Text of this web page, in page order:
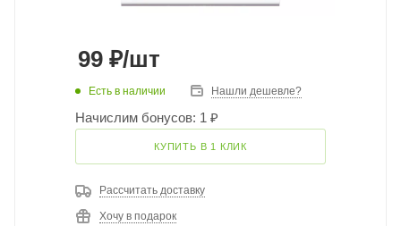
99 ₽/шт
Есть в наличии Нашли дешевле?
Начислим бонусов: 1 ₽
КУПИТЬ В 1 КЛИК
Рассчитать доставку
Хочу в подарок